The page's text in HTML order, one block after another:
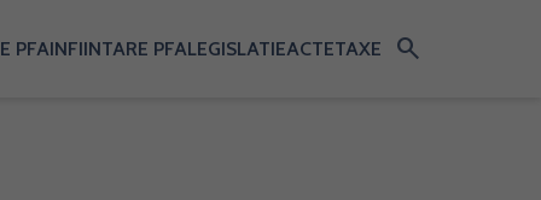
PFAINFIINTARE PFALEGISLATIEACTETAXE search